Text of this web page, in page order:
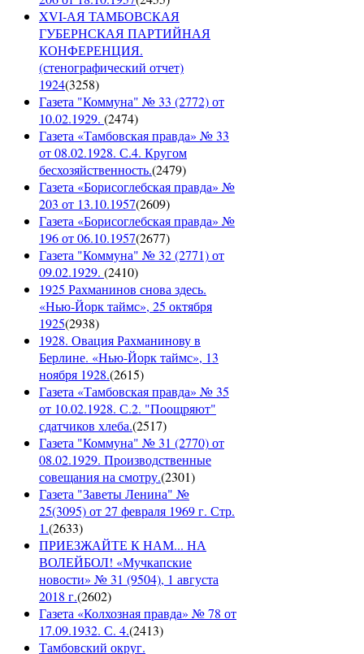
XVI-АЯ ТАМБОВСКАЯ
ГУБЕРНСКАЯ ПАРТИЙНАЯ
КОНФЕРЕНЦИЯ.
(стенографический отчет)
1924(3258)
Газета "Коммуна" № 33 (2772) от
10.02.1929. (2474)
Газета «Тамбовская правда» № 33
от 08.02.1928. С.4. Кругом
бесхозяйственность.(2479)
Газета «Борисоглебская правда» №
203 от 13.10.1957(2609)
Газета «Борисоглебская правда» №
196 от 06.10.1957(2677)
Газета "Коммуна" № 32 (2771) от
09.02.1929. (2410)
1925 Рахманинов снова здесь.
«Нью-Йорк таймс», 25 октября
1925(2938)
1928. Овация Рахманинову в
Берлине. «Нью-Йорк таймс», 13
ноября 1928.(2615)
Газета «Тамбовская правда» № 35
от 10.02.1928. С.2. "Поощряют"
сдатчиков хлеба.(2517)
Газета "Коммуна" № 31 (2770) от
08.02.1929. Производственные
совещания на смотру.(2301)
Газета "Заветы Ленина" №
25(3095) от 27 февраля 1969 г. Стр.
1.(2633)
ПРИЕЗЖАЙТЕ К НАМ... НА
ВОЛЕЙБОЛ! «Мучкапские
новости» № 31 (9504), 1 августа
2018 г.(2602)
Газета «Колхозная правда» № 78 от
17.09.1932. С. 4.(2413)
Тамбовский округ.